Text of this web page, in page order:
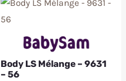
Body LS Mélange – 9631
– 56